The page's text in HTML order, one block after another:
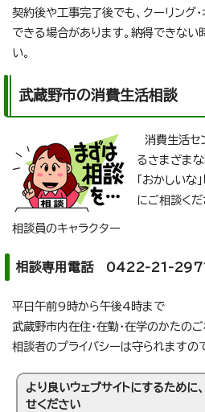
契約後や工事完了後でも、クーリング
できる場合があります。納得できない
い。
武蔵野市の消費生活相談
相談員のキャラクター
消費生活セ
るさまざまな
「おかしいな
にご相談くだ
相談専用電話 0422-21-2971
平日午前9時から午後4時まで
武蔵野市内在住・在勤・在学のかたの
相談者のプライバシーは守られますの
より良いウェブサイトにするために
せください